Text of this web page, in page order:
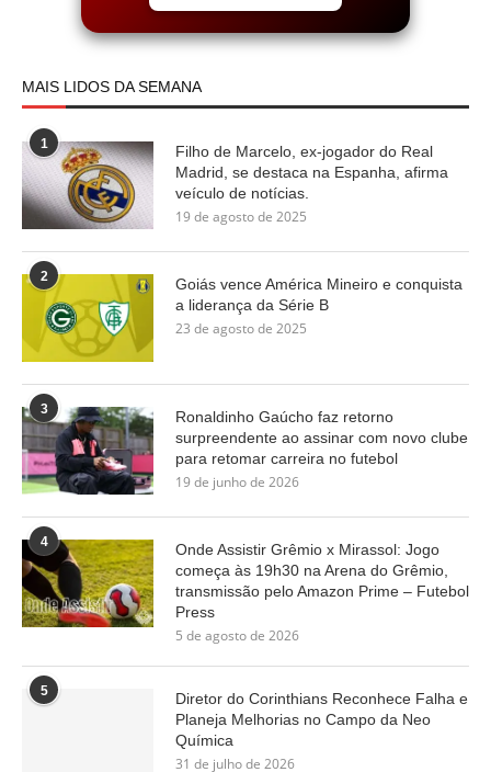
MAIS LIDOS DA SEMANA
1
Filho de Marcelo, ex-jogador do Real
Madrid, se destaca na Espanha, afirma
veículo de notícias.
19 de agosto de 2025
2
Goiás vence América Mineiro e conquista
a liderança da Série B
23 de agosto de 2025
3
Ronaldinho Gaúcho faz retorno
surpreendente ao assinar com novo clube
para retomar carreira no futebol
19 de junho de 2026
4
Onde Assistir Grêmio x Mirassol: Jogo
começa às 19h30 na Arena do Grêmio,
transmissão pelo Amazon Prime – Futebol
Press
5 de agosto de 2026
5
Diretor do Corinthians Reconhece Falha e
Planeja Melhorias no Campo da Neo
Química
31 de julho de 2026